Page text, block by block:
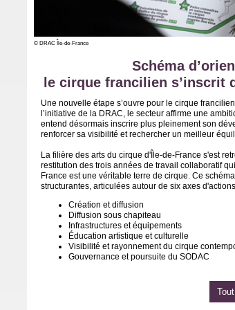
© DRAC Île-de-France
Schéma
le cirque francilien s’inscrit
Une nouvelle étape s’ouvre pour le cirque
l’initiative de la DRAC, le secteur affirme une
entend désormais inscrire plus pleinement son
renforcer sa visibilité et rechercher un meilleur
La filière des arts du cirque d'Île-de-France s'est
restitution des trois années de travail collaboratif
France est une véritable terre de cirque. Ce
structurantes, articulées autour de six axes
Création et diffusion
Diffusion sous chapiteau
Infrastructures et équipements
Éducation artistique et culturelle
Visibilité et rayonnement du cirque
Gouvernance et poursuite du SODAC